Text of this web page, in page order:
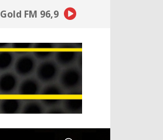
Gold FM 96,9